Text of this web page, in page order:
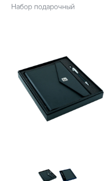
Набор подарочный